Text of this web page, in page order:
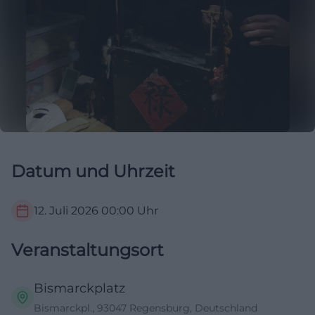
Datum und Uhrzeit
12. Juli 2026 00:00 Uhr
Veranstaltungsort
Bismarckplatz
Bismarckpl., 93047 Regensburg, Deutschland